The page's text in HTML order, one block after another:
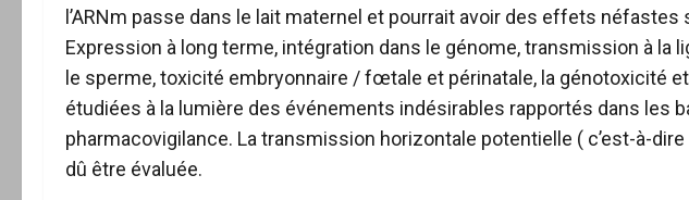
l’ARNm passe dans le lait maternel et pourrait avoir des effets néfastes
Expression à long terme, intégration dans le génome, transmission à la
le sperme, toxicité embryonnaire / fœtale et périnatale, la génotoxicité
étudiées à la lumière des événements indésirables rapportés dans les
pharmacovigilance. La transmission horizontale potentielle ( c’est-à-
dû être évaluée.